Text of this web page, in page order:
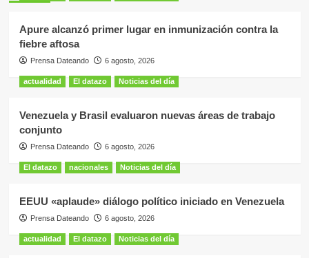
Apure alcanzó primer lugar en inmunización contra la
fiebre aftosa
Prensa Dateando 6 agosto, 2026
actualidad El datazo Noticias del día
Venezuela y Brasil evaluaron nuevas áreas de trabajo
conjunto
Prensa Dateando 6 agosto, 2026
El datazo nacionales Noticias del día
EEUU «aplaude» diálogo político iniciado en Venezuela
Prensa Dateando 6 agosto, 2026
actualidad El datazo Noticias del día